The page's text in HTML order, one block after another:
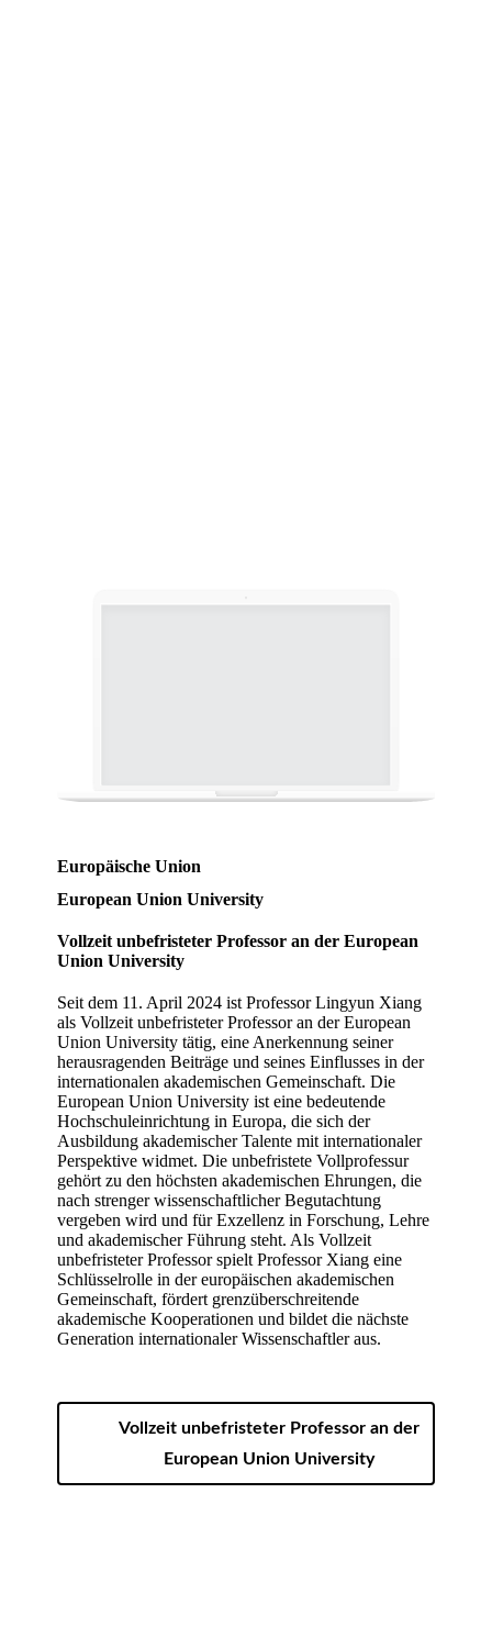
Europäische Union
European Union University
Vollzeit unbefristeter Professor an der European
Union University
Seit dem 11. April 2024 ist Professor Lingyun Xiang
als Vollzeit unbefristeter Professor an der European
Union University tätig, eine Anerkennung seiner
herausragenden Beiträge und seines Einflusses in der
internationalen akademischen Gemeinschaft. Die
European Union University ist eine bedeutende
Hochschuleinrichtung in Europa, die sich der
Ausbildung akademischer Talente mit internationaler
Perspektive widmet. Die unbefristete Vollprofessur
gehört zu den höchsten akademischen Ehrungen, die
nach strenger wissenschaftlicher Begutachtung
vergeben wird und für Exzellenz in Forschung, Lehre
und akademischer Führung steht. Als Vollzeit
unbefristeter Professor spielt Professor Xiang eine
Schlüsselrolle in der europäischen akademischen
Gemeinschaft, fördert grenzüberschreitende
akademische Kooperationen und bildet die nächste
Generation internationaler Wissenschaftler aus.
Vollzeit unbefristeter Professor an der
European Union University